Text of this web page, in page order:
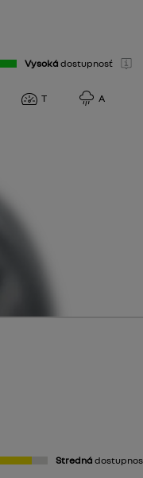
Vysoká dostupnosť
T A
Stredná